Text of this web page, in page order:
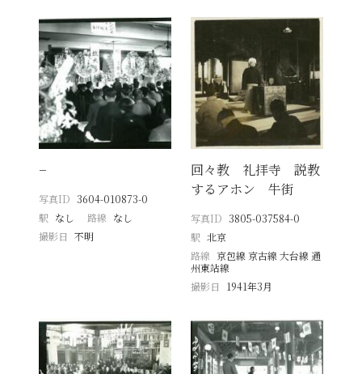
−
写真ID 3604-010873-0
駅 なし 路線 なし
撮影日
不明
回々教 礼拝寺 説教
するアホン 牛街
写真ID 3805-037584-0
駅 北京
路線 京包線 京古線 大台線 通
州東站線
撮影日
1941年3月